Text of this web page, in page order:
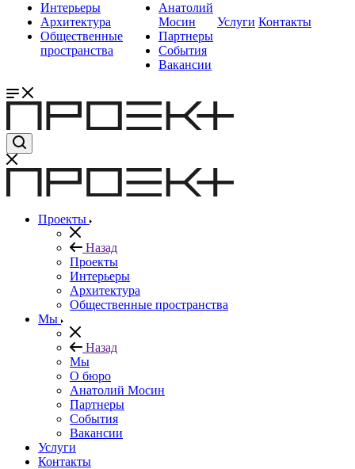
Интерьеры
Архитектура
Общественные
пространства
Анатолий
Мосин
Партнеры
События
Вакансии
Услуги Контакты
Проекты
Назад
Проекты
Интерьеры
Архитектура
Общественные пространства
Мы
Назад
Мы
О бюро
Анатолий Мосин
Партнеры
События
Вакансии
Услуги
Контакты